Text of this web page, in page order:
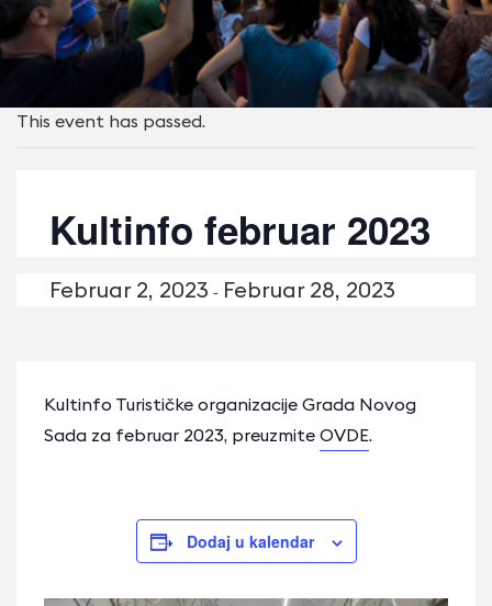
This event has passed.
Kultinfo februar 2023
Februar 2, 2023 - Februar 28, 2023
Kultinfo Turističke organizacije Grada Novog
Sada za februar 2023, preuzmite OVDE.
Dodaj u kalendar